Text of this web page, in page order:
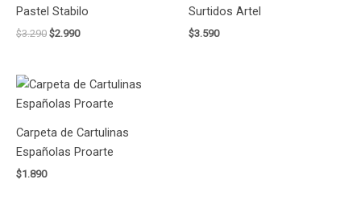
Pastel Stabilo
$3.290 $2.990
Surtidos Artel
$3.590
Carpeta de Cartulinas
Españolas Proarte
$1.890